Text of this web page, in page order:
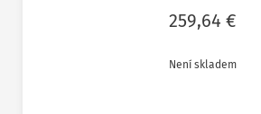
259,64 €
Není skladem